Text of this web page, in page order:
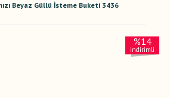
Beyaz Güllü İsteme Buketi 3436
%14
indirimli